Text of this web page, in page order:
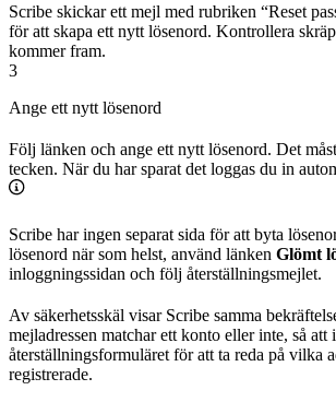
Scribe skickar ett mejl med rubriken “Reset
för att skapa ett nytt lösenord. Kontrollera
kommer fram.
3
Ange ett nytt lösenord
Följ länken och ange ett nytt lösenord. Det
tecken. När du har sparat det loggas du in
Scribe har ingen separat sida för att byta
lösenord när som helst, använd länken Glömt
inloggningssidan och följ återställningsmejlet.
Av säkerhetsskäl visar Scribe samma
mejladressen matchar ett konto eller inte, så att
återställningsformuläret för att ta reda på vilka
registrerade.